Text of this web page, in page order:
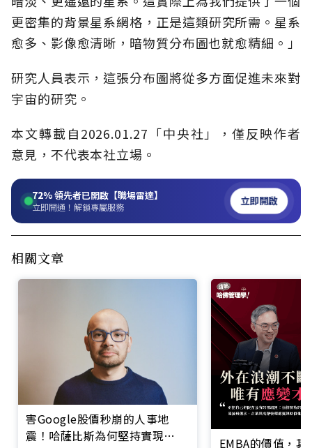
更密集的背景星系網格，正是這類研究所需。星系
愈多、影像愈清晰，暗物質分布圖也就愈精細。」
研究人員表示，這張分布圖將從多方面促進未來對
宇宙的研究。
本文轉載自2026.01.27「中央社」，僅反映作者
意見，不代表本社立場。
72%領先者已開啟【職場雷達】
立即開通！解鎖專屬服務 立即開啟
相關文章
害Google股價秒崩的人事地
震！哈薩比斯為何堅持實現
EMBA的價值，